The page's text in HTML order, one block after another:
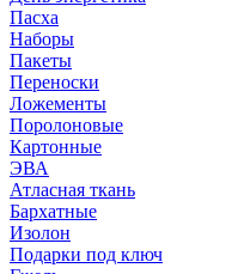
Пасха
Наборы
Пакеты
Переноски
Ложементы
Поролоновые
Картонные
ЭВА
Атласная ткань
Бархатные
Изолон
Подарки под ключ